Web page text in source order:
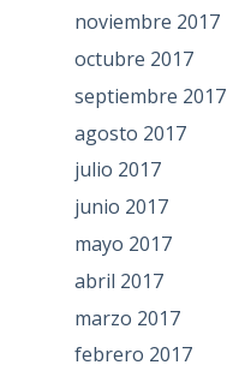
noviembre 2017
octubre 2017
septiembre 2017
agosto 2017
julio 2017
junio 2017
mayo 2017
abril 2017
marzo 2017
febrero 2017